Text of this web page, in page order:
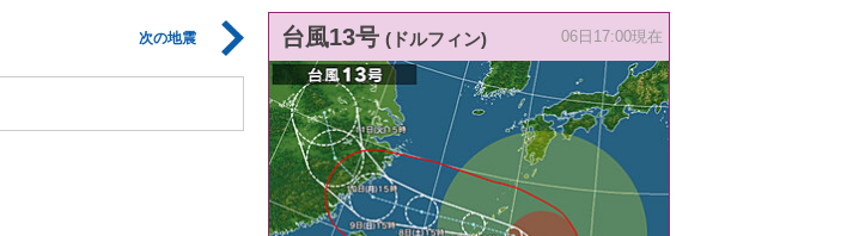
次の地震 台風13号 (ドルフィン) 06日17:00現在